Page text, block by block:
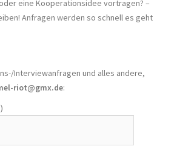
eine Kooperationsidee vortragen? –
Anfragen werden so schnell es geht
Interviewanfragen und alles andere,
riot@gmx.de: